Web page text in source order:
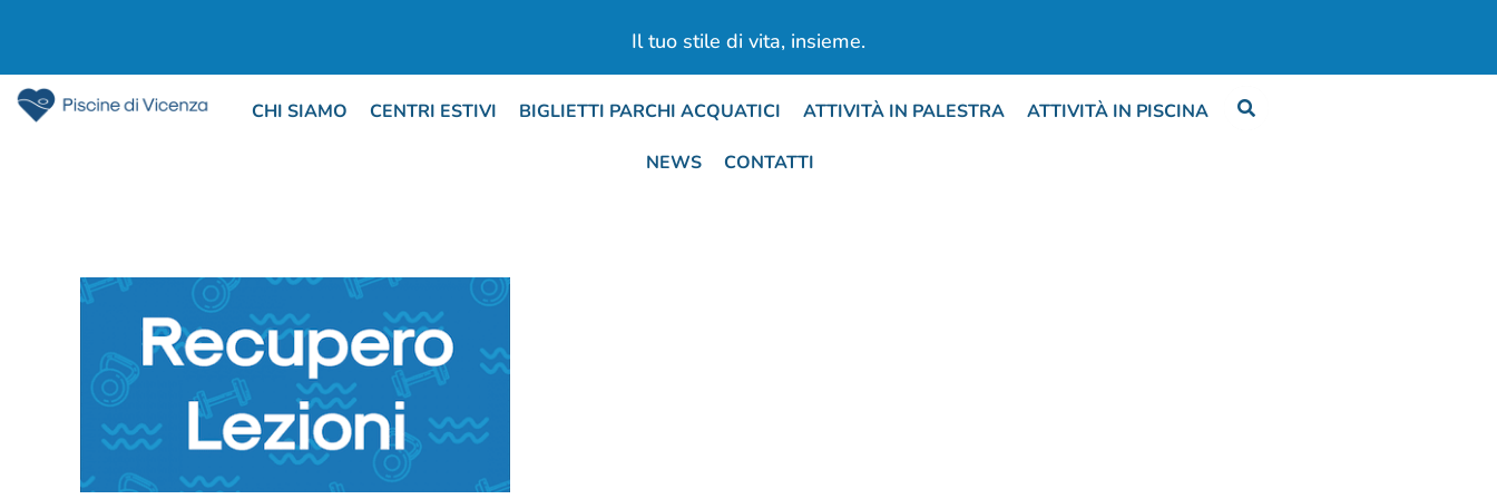
Il tuo stile di vita, insieme.​
CHI SIAMO CENTRI ESTIVI BIGLIETTI PARCHI ACQUATICI ATTIVITÀ IN PALESTRA ATTIVITÀ IN PISCINA
NEWS CONTATTI